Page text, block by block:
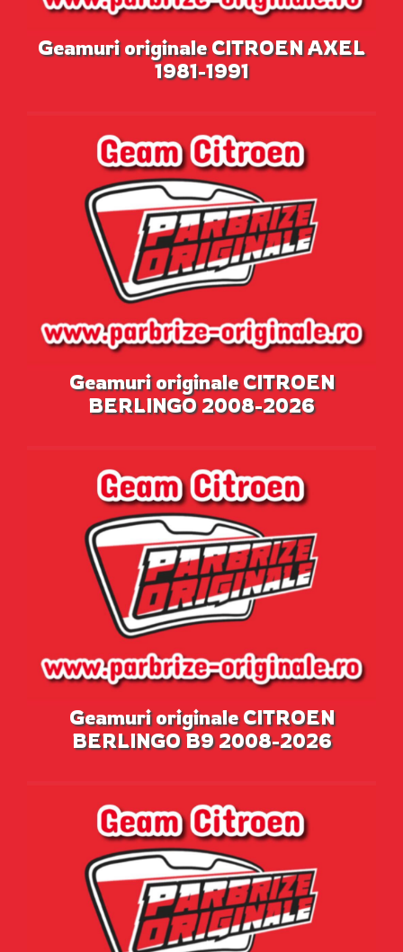
Geamuri originale CITROEN AXEL
1981-1991
Geamuri originale CITROEN
BERLINGO 2008-2026
Geamuri originale CITROEN
BERLINGO B9 2008-2026